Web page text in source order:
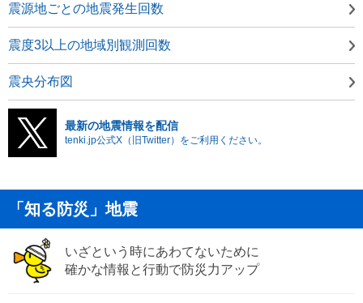
震源地ごとの地震発生回数
震度3以上の地域別観測回数
震央分布図
最新の地震情報を配信
tenki.jp公式X（旧Twitter）をご利用ください。
「知る防災」地震
いざという時にあわてないために
確かな情報と行動で防災力アップ